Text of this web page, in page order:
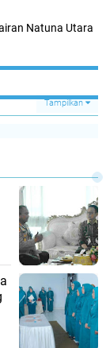
Natuna Utara
Tampilkan